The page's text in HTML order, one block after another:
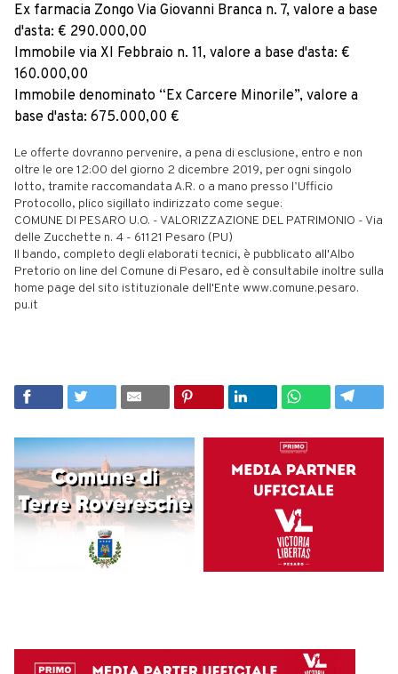
Ex farmacia Zongo Via Giovanni Branca n. 7, valore a base
d'asta: € 290.000,00
Immobile via XI Febbraio n. 11, valore a base d'asta: €
160.000,00
Immobile denominato “Ex Carcere Minorile”, valore a
base d'asta: 675.000,00 €
Le offerte dovranno pervenire, a pena di esclusione, entro e non
oltre le ore 12:00 del giorno 2 dicembre 2019, per ogni singolo
lotto, tramite raccomandata A.R. o a mano presso l’Ufficio
Protocollo, plico sigillato indirizzato come segue:
COMUNE DI PESARO U.O. - VALORIZZAZIONE DEL PATRIMONIO - Via
delle Zucchette n. 4 - 61121 Pesaro (PU)
Il bando, completo degli elaborati tecnici, è pubblicato all'Albo
Pretorio on line del Comune di Pesaro, ed è consultabile inoltre sulla
home page del sito istituzionale dell'Ente www.comune.pesaro.
pu.it